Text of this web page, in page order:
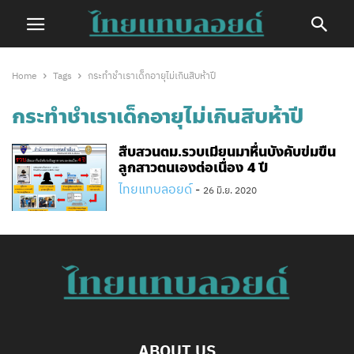
Home Tags กระทำชำเราเด็กอายุไม่เกินสิบห้าปี
กระทำชำเราเด็กอายุไม่เกินสิบห้าปี
สืบสวน​ตม.รวบเมียนมาหื่นบังคับข่มขืน
ลูกสาวตนเองต่อเนื่อง 4 ปี
ไทยแทบลอยด์ - 26 มิ.ย. 2020